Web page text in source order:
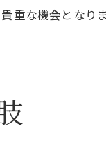
重な機会となり